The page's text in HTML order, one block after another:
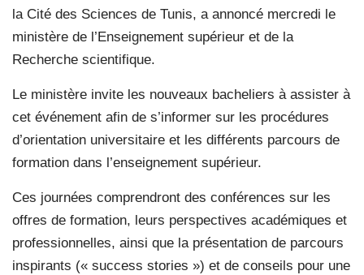
la Cité des Sciences de Tunis, a annoncé mercredi le
ministère de l’Enseignement supérieur et de la
Recherche scientifique.
Le ministère invite les nouveaux bacheliers à assister à
cet événement afin de s’informer sur les procédures
d’orientation universitaire et les différents parcours de
formation dans l’enseignement supérieur.
Ces journées comprendront des conférences sur les
offres de formation, leurs perspectives académiques et
professionnelles, ainsi que la présentation de parcours
inspirants (« success stories ») et de conseils pour une